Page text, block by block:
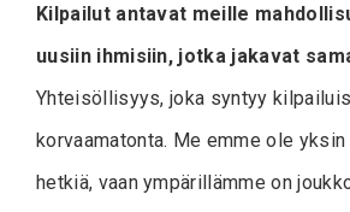
Kilpailut antavat meille
uusiin ihmisiin, jotka jakavat
Yhteisöllisyys, joka syntyy
korvaamatonta. Me emme ole
hetkiä, vaan ympärillämme on